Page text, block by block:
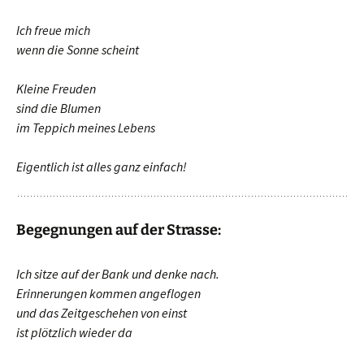
Ich freue mich
wenn die Sonne scheint
Kleine Freuden
sind die Blumen
im Teppich meines Lebens
Eigentlich ist alles ganz einfach!
Begegnungen auf der Strasse:
Ich sitze auf der Bank und denke nach.
Erinnerungen kommen angeflogen
und das Zeitgeschehen von einst
ist plötzlich wieder da